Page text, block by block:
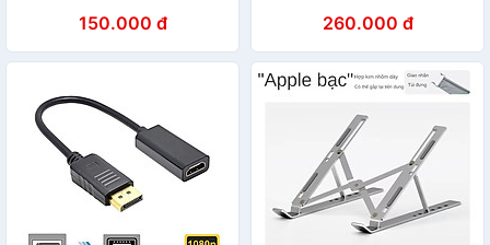
Hàng Nhập Khẩu
150.000 đ
DIP1600 chuyên dùng cho
máy tính, laptop, tivi - Hàng
Nhập Khẩu
260.000 đ